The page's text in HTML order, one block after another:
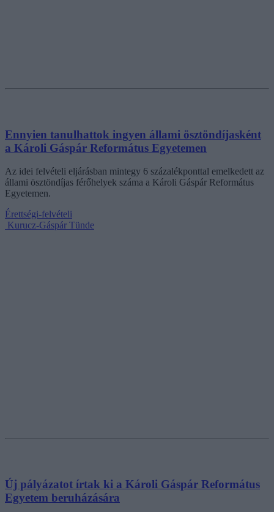
Ennyien tanulhattok ingyen állami ösztöndíjasként
a Károli Gáspár Református Egyetemen
Az idei felvételi eljárásban mintegy 6 százalékponttal emelkedett az
állami ösztöndíjas férőhelyek száma a Károli Gáspár Református
Egyetemen.
Érettségi-felvételi
Kurucz-Gáspár Tünde
Új pályázatot írtak ki a Károli Gáspár Református
Egyetem beruházására